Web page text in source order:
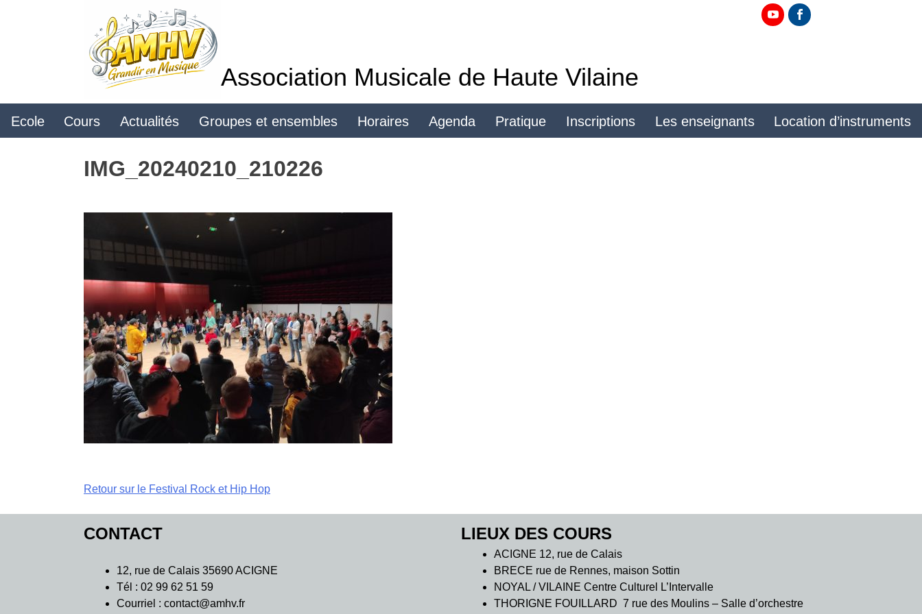
Association Musicale de Haute Vilaine
Ecole Cours Actualités Groupes et ensembles Horaires Agenda Pratique Inscriptions Les enseignants Location d’instruments
IMG_20240210_210226
Navigation
de
l’article
Retour sur le Festival Rock et Hip Hop
CONTACT
12, rue de Calais 35690 ACIGNE
Tél : 02 99 62 51 59
Courriel : contact@amhv.fr
LIEUX DES COURS
ACIGNE 12, rue de Calais
BRECE rue de Rennes, maison Sottin
NOYAL / VILAINE Centre Culturel L’Intervalle
THORIGNE FOUILLARD 7 rue des Moulins – Salle d’orchestre